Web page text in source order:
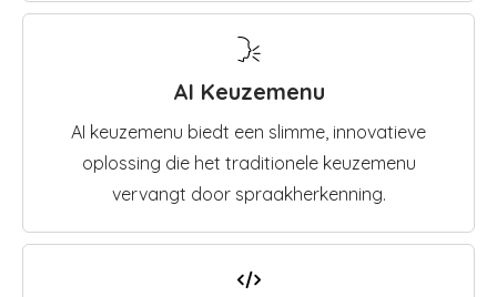
AI Keuzemenu
AI keuzemenu biedt een slimme, innovatieve
oplossing die het traditionele keuzemenu
vervangt door spraakherkenning.